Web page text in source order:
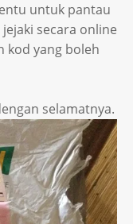
untuk pantau
secara online
kod yang boleh
selamatnya.